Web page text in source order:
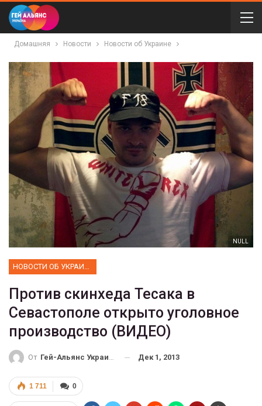
Домашняя Новости Новости об Украине
NULL
Против скинхеда Тесака в
Севастополе открыто уголовное
производство (ВИДЕО)
От Гей-Альянс Украина Дек 1, 2013
0
1 711